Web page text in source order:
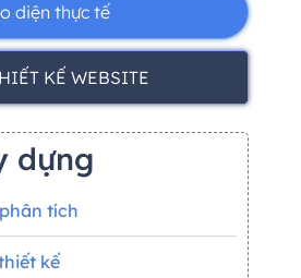
diện thực tế
KẾ WEBSITE
dựng
tích
kế